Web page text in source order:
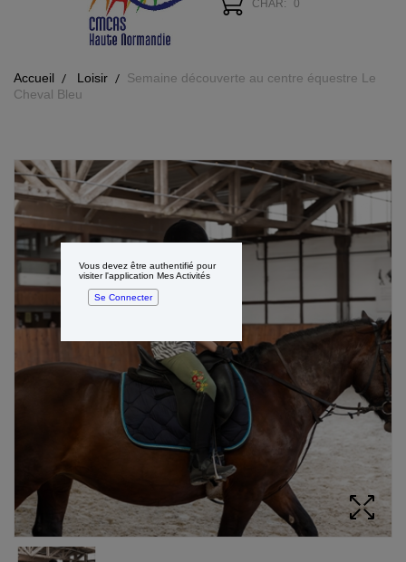
Vous devez être authentifié pour
visiter l'application Mes Activités
Se Connecter
CHAR: 0
Accueil Loisir
Semaine découverte au centre équestre Le
Cheval Bleu